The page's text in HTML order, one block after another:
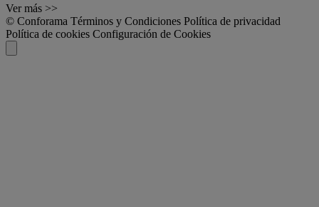
Ver más >>
© Conforama Términos y Condiciones Política de privacidad
Política de cookies Configuración de Cookies